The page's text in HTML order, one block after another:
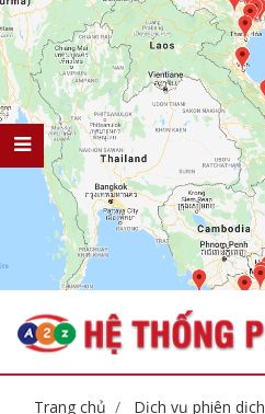
Trang chủ
Dịch vụ phiên dịch